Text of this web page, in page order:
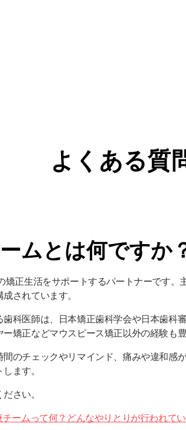
よくある質
ムとは何ですか
矯正生活をサポートするパートナーです
されています。
科医師は、日本矯正歯科学会や日本歯科
矯正などマウスピース矯正以外の経験も豊
のチェックやリマインド、痛みや違和感
ます。
さい。
ームって何？どんなやりとりが行われて